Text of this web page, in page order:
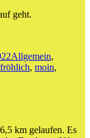
geht.
Allgemein,
fröhlich, moin,
km gelaufen. Es